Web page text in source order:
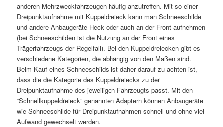
anderen Mehrzweckfahrzeugen häufig anzutreffen. Mit so einer
Dreipunktaufnahme mit Kuppeldreieck kann man Schneeschilde
und andere Anbaugeräte Heck oder auch an der Front aufnehmen
(bei Schneeschilden ist die Nutzung an der Front eines
Trägerfahrzeugs der Regelfall). Bei den Kuppeldreiecken gibt es
verschiedene Kategorien, die abhängig von den Maßen sind.
Beim Kauf eines Schneeschilds ist daher darauf zu achten ist,
dass die die Kategorie des Kuppeldreiecks zu der
Dreipunktaufnahme des jeweiligen Fahrzeugts passt. Mit den
“Schnellkuppeldreieck” genannten Adaptern können Anbaugeräte
wie Schneeschilde für Dreipunktaufnahmen schnell und ohne viel
Aufwand gewechselt werden.